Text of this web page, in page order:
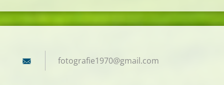
fotografie1970@gmail.com